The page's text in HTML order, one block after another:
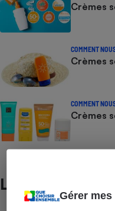
Gérer
Crèmes
COMMENT
Crèmes
COMMENT
Crèmes
Lire aussi